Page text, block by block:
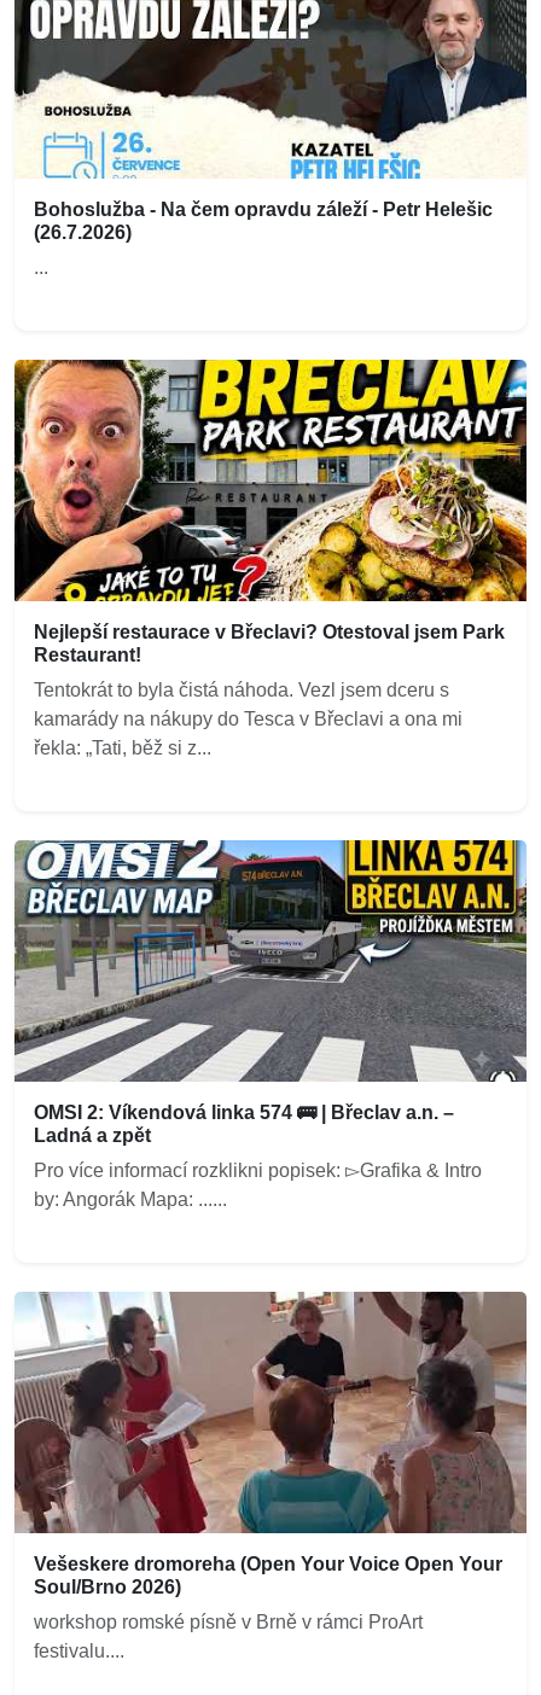
Bohoslužba - Na čem opravdu záleží - Petr Helešic
(26.7.2026)
...
Nejlepší restaurace v Břeclavi? Otestoval jsem Park
Restaurant!
Tentokrát to byla čistá náhoda. Vezl jsem dceru s
kamarády na nákupy do Tesca v Břeclavi a ona mi
řekla: „Tati, běž si z...
OMSI 2: Víkendová linka 574 🚌 | Břeclav a.n. –
Ladná a zpět
Pro více informací rozklikni popisek: ▻Grafika & Intro
by: Angorák Mapa: ......
Vešeskere dromoreha (Open Your Voice Open Your
Soul/Brno 2026)
workshop romské písně v Brně v rámci ProArt
festivalu....